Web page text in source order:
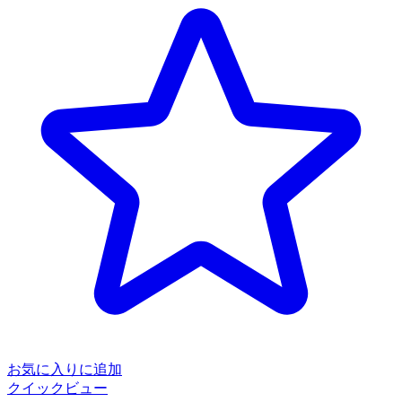
お気に入りに追加
クイックビュー